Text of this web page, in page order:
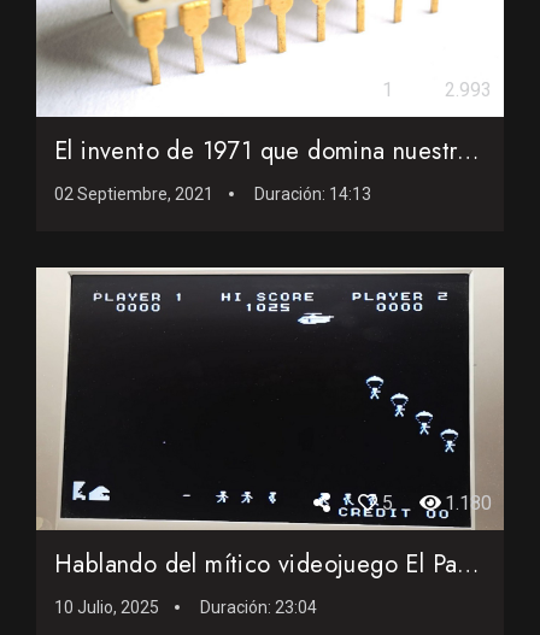
1 2.993
El invento de 1971 que domina nuestras vidas en la actualida...
02 Septiembre, 2021 Duración: 14:13
5 1.180
Hablando del mítico videojuego El Paracaidista de 1979
10 Julio, 2025 Duración: 23:04